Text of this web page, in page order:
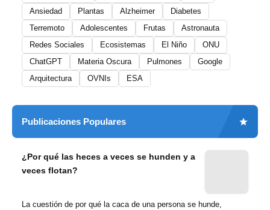
Ansiedad
Plantas Alzheimer
Diabetes
Terremoto
Adolescentes Frutas
Astronauta
Redes Sociales
Ecosistemas El Niño
ONU
ChatGPT
Materia Oscura Pulmones
Google
Arquitectura
OVNIs ESA
Publicaciones Populares
¿Por qué las heces a veces se hunden y a
veces flotan?
La cuestión de por qué la caca de una persona se hunde,